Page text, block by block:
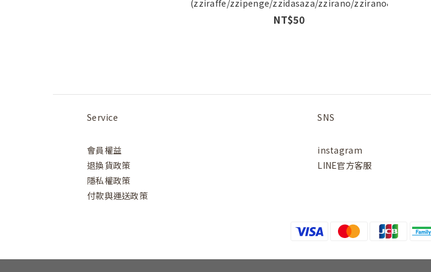
(zziraffe/zzipenge/zzidasaza/zzirano/zzirano&zzipenge)
NT$50
Service
會員權益
退換貨政策
隱私權政策
付款與運送政策
SNS
instagram
LINE官方客服